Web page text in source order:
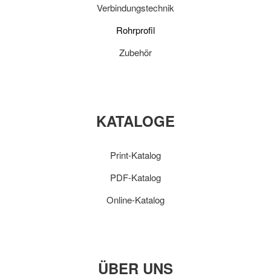
Verbindungstechnik
Rohrprofil
Zubehör
KATALOGE
Print-Katalog
PDF-Katalog
Online-Katalog
ÜBER UNS